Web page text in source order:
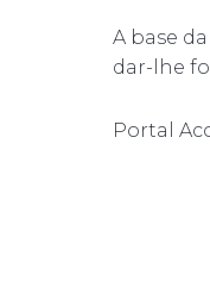
A base
dar-lhe
Portal